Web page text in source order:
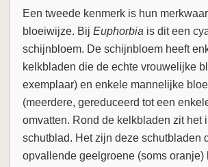
Een tweede kenmerk is hun
bloeiwijze. Bij Euphorbia is dit een
schijnbloem. De schijnbloem heeft
kelkbladen die de echte vrouwelijke
exemplaar) en enkele mannelijke
(meerdere, gereduceerd tot een
omvatten. Rond de kelkbladen zit het
schutblad. Het zijn deze schutbladen
opvallende geelgroene (soms oranje)